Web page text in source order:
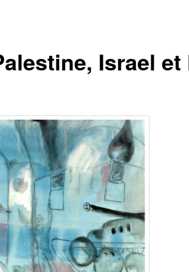
Israel et